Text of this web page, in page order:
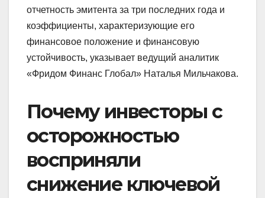
отчетность эмитента за три последних года и
коэффициенты, характеризующие его
финансовое положение и финансовую
устойчивость, указывает ведущий аналитик
«Фридом Финанс Глобал» Наталья Мильчакова.
Почему инвесторы с
осторожностью
восприняли
снижение ключевой